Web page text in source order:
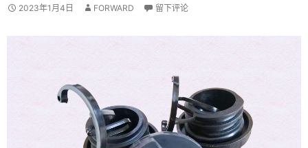
2023年1月4日 FORWARD 留下评论